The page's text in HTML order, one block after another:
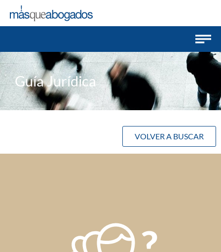
Guía Jurídica
VOLVER A BUSCAR